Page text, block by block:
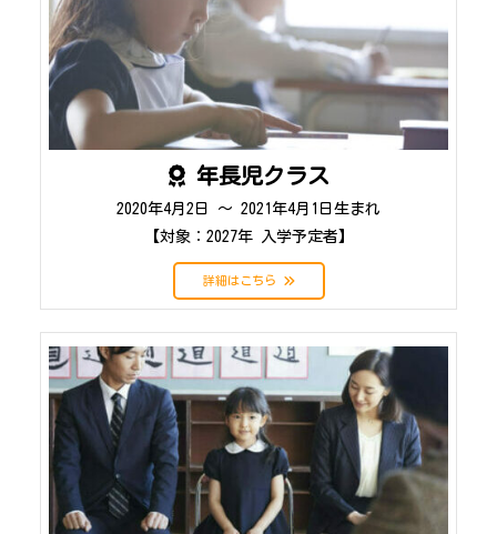
年長児クラス
2020年4月2日 ～ 2021年4月1日生まれ
【対象：2027年 入学予定者】
詳細はこちら